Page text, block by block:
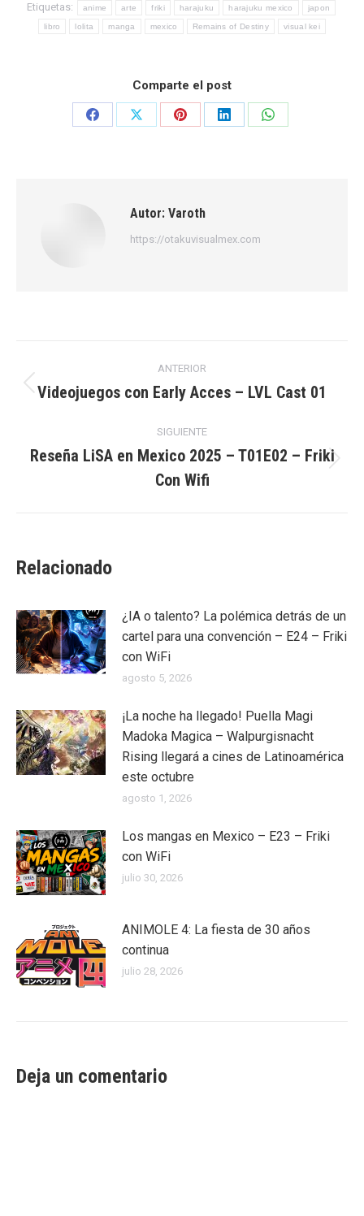
Etiquetas: anime arte friki harajuku harajuku mexico japon
libro lolita manga mexico Remains of Destiny visual kei
Comparte el post
Share
Share
Share
Share
Share
Autor: Varoth
https://otakuvisualmex.com
entre
publicaciones
ANTERIOR
Publicación
Videojuegos con Early Acces – LVL Cast 01
SIGUIENTE
siguiente:
Reseña LiSA en Mexico 2025 – T01E02 – Friki
Con Wifi
Relacionado
¿IA o talento? La polémica detrás de un
cartel para una convención – E24 – Friki
con WiFi
agosto 5, 2026
¡La noche ha llegado! Puella Magi
Madoka Magica – Walpurgisnacht
Rising llegará a cines de Latinoamérica
este octubre
agosto 1, 2026
Los mangas en Mexico – E23 – Friki
con WiFi
julio 30, 2026
ANIMOLE 4: La fiesta de 30 años
continua
julio 28, 2026
Deja un comentario